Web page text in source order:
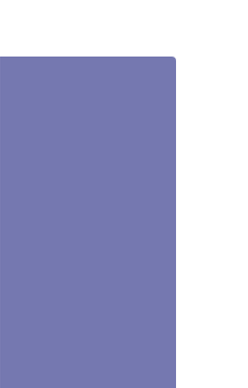
a webovou stránku pro budoucí